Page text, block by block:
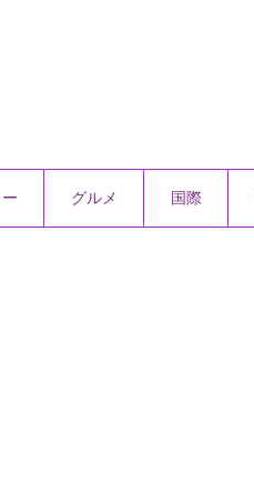
グルメ 国際